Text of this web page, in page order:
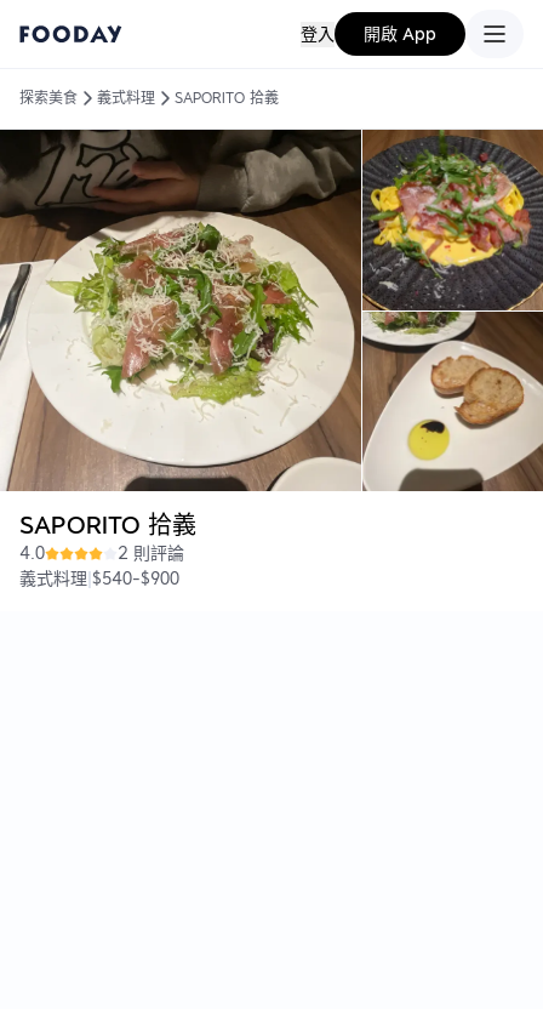
登入 開啟 App
探索美食 義式料理 SAPORITO 拾義
SAPORITO 拾義
4.0
2 則評論
義式料理 $540-$900